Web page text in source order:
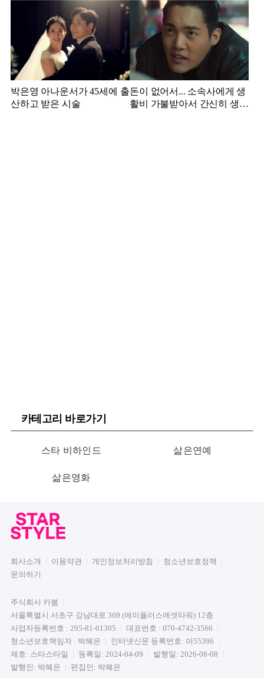
강사 아내
박은영 아나운서가 45세에 출
산하고 받은 시술
돈이 없어서... 소속사에게 생
활비 가불받아서 간신히 생활
카테고리 바로가기
스타 비하인드 삶은연예
삶은영화
회사소개 이용약관 개인정보처리방침
청소년보호정책
문의하기
주식회사 카붐
서울특별시 서초구 강남대로 369 (에이플러스에셋타워) 12층
사업자등록번호 : 295-81-01305
대표번호 : 070-4742-3566
청소년보호책임자 : 박혜은
인터넷신문 등록번호: 아55396
제호: 스타스타일
등록일: 2024-04-09
발행일: 2026-08-08
발행인: 박혜은
편집인: 박혜은